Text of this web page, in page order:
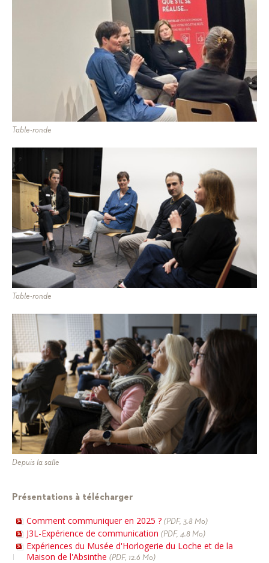
Table-ronde
Table-ronde
Depuis la salle
Présentations à télécharger
Comment communiquer en 2025 ? (PDF, 3.8 Mo)
J3L-Expérience de communication (PDF, 4.8 Mo)
Expériences du Musée d'Horlogerie du Loche et de la
Maison de l'Absinthe (PDF, 12.6 Mo)